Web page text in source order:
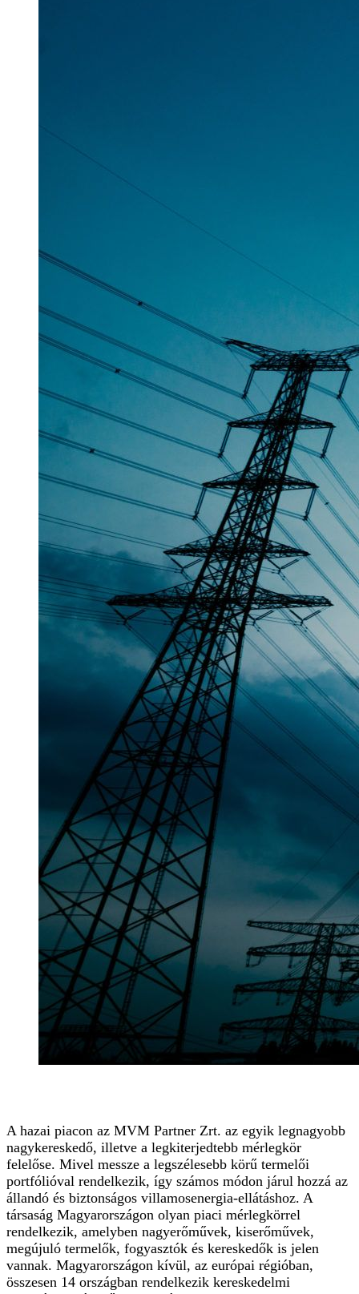
A hazai piacon az MVM Partner Zrt. az egyik legnagyobb
nagykereskedő, illetve a legkiterjedtebb mérlegkör
felelőse. Mivel messze a legszélesebb körű termelői
portfólióval rendelkezik, így számos módon járul hozzá az
állandó és biztonságos villamosenergia-ellátáshoz. A
társaság Magyarországon olyan piaci mérlegkörrel
rendelkezik, amelyben nagyerőművek, kiserőművek,
megújuló termelők, fogyasztók és kereskedők is jelen
vannak. Magyarországon kívül, az európai régióban,
összesen 14 országban rendelkezik kereskedelmi